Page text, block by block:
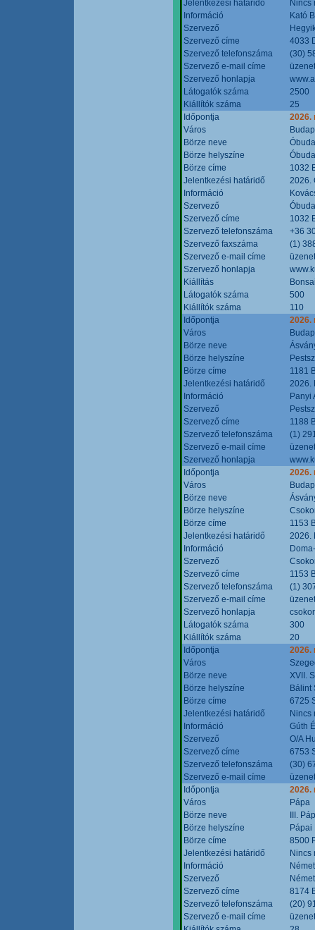
Jelentkezési határidő
Nincs
Információ
Kató
Szervező
Szervező címe
4033
Szervező telefonszáma
(30)
Szervező e-mail címe
Szervező honlapja
Látogatók száma
2500
Kiállítók száma
25
Időpontja
2026.
Város
Börze neve
Börze helyszíne
Börze címe
1032
Jelentkezési határidő
2026.
Információ
Szervező
Szervező címe
1032
Szervező telefonszáma
+36
Szervező faxszáma
(1)
Szervező e-mail címe
Szervező honlapja
Kiállítás
Látogatók száma
500
Kiállítók száma
110
Időpontja
2026.
Város
Börze neve
Börze helyszíne
Börze címe
1181
Jelentkezési határidő
2026.
Információ
Panyi
Szervező
Szervező címe
1188
Szervező telefonszáma
(1)
Szervező e-mail címe
Szervező honlapja
Időpontja
2026.
Város
Börze neve
Börze helyszíne
Börze címe
1153
Jelentkezési határidő
2026.
Információ
Szervező
Szervező címe
1153
Szervező telefonszáma
(1)
Szervező e-mail címe
Szervező honlapja
Látogatók száma
300
Kiállítók száma
20
Időpontja
2026.
Város
Börze neve
XVII.
Börze helyszíne
Bálint
Börze címe
6725
Jelentkezési határidő
Nincs
Információ
Gúth
Szervező
O/A
Szervező címe
6753
Szervező telefonszáma
(30)
Szervező e-mail címe
Időpontja
2026.
Város
Pápa
Börze neve
III.
Börze helyszíne
Pápai
Börze címe
8500
Jelentkezési határidő
Nincs
Információ
Szervező
Szervező címe
8174
Szervező telefonszáma
(20)
Szervező e-mail címe